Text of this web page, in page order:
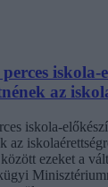
iskola-
az
iskola-
az
ezeket a